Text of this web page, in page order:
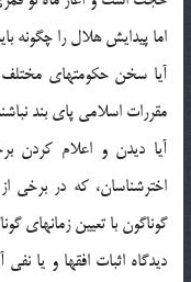
اما پيدايش هلال را چگونه
آيا سخن حكومتهاي مختلف
مقررات اسلامي پاي بند
آيا ديدن و اعلام كردن
اخترشناسان، كه در برخي
گوناگون با تعيين
ديدگاه اثبات افقها و يا